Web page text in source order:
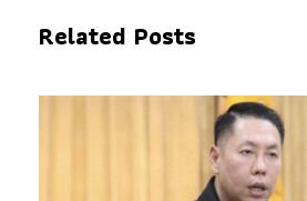
Related Posts